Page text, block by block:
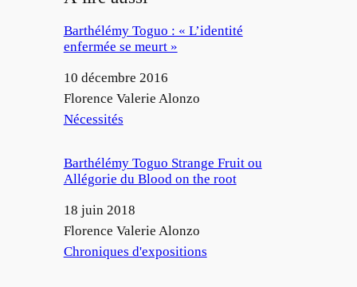
Barthélémy Toguo : « L’identité
enfermée se meurt »
Date
10 décembre 2016
Auteur
Florence Valerie Alonzo
Par rapport à
Nécessités
Barthélémy Toguo Strange Fruit ou
Allégorie du Blood on the root
Date
18 juin 2018
Auteur
Florence Valerie Alonzo
Par rapport à
Chroniques d'expositions